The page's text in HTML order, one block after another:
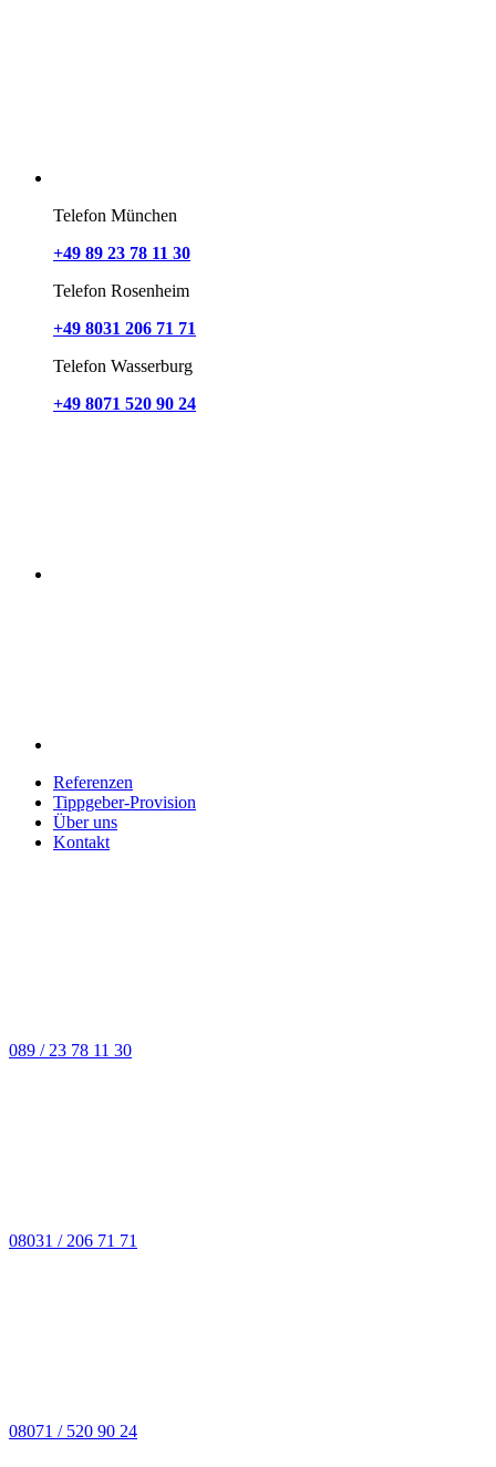
Telefon München
+49 89 23 78 11 30
Telefon Rosenheim
+49 8031 206 71 71
Telefon Wasserburg
+49 8071 520 90 24
Referenzen
Tippgeber-Provision
Über uns
Kontakt
089 / 23 78 11 30
08031 / 206 71 71
08071 / 520 90 24